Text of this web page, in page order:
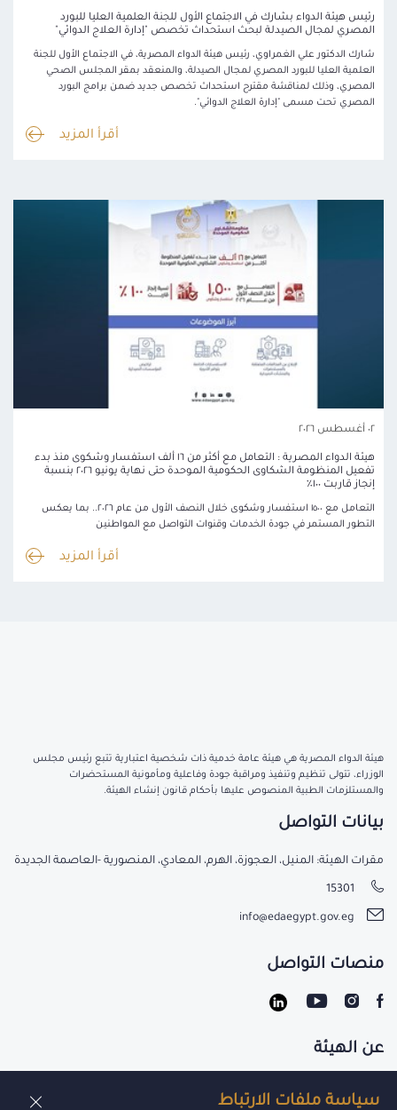
سياسة ملفات الارتباط
رئيس هيئة الدواء بشارك في الاجتماع الأول للجنة العلمية العليا للبورد
المصري لمجال الصيدلة لبحث استحداث تخصص "إدارة العلاج الدوائي"
شارك الدكتور علي الغمراوي، رئيس هيئة الدواء المصرية، في الاجتماع الأول للجنة
العلمية العليا للبورد المصري لمجال الصيدلة، والمنعقد بمقر المجلس الصحي
المصري، وذلك لمناقشة مقترح استحداث تخصص جديد ضمن برامج البورد
المصري تحت مسمى "إدارة العلاج الدوائي".
أقرأ المزيد
٠٢ أغسطس ٢٠٢٦
هيئة الدواء المصرية : التعامل مع أكثر من ١٦ ألف استفسار وشكوى منذ بدء
تفعيل المنظومة الشكاوى الحكومية الموحدة حتى نهاية يونيو ٢٠٢٦ بنسبة
إنجاز قاربت ١٠٠٪
التعامل مع ١٥٠٠ استفسار وشكوى خلال النصف الأول من عام ٢٠٢٦.. بما يعكس
التطور المستمر في جودة الخدمات وقنوات التواصل مع المواطنين
أقرأ المزيد
هيئة الدواء المصرية هي هيئة عامة خدمية ذات شخصية اعتبارية تتبع رئيس مجلس
الوزراء، تتولى تنظيم وتنفيذ ومراقبة جودة وفاعلية ومأمونية المستحضرات
والمستلزمات الطبية المنصوص عليها بأحكام قانون إنشاء الهيئة.
عن الهيئة
بيانات التواصل
مقرات الهيئة: المنيل، العجوزة، الهرم، المعادي، المنصورية -العاصمة الجديدة
15301
info@edaegypt.gov.eg
منصات التواصل